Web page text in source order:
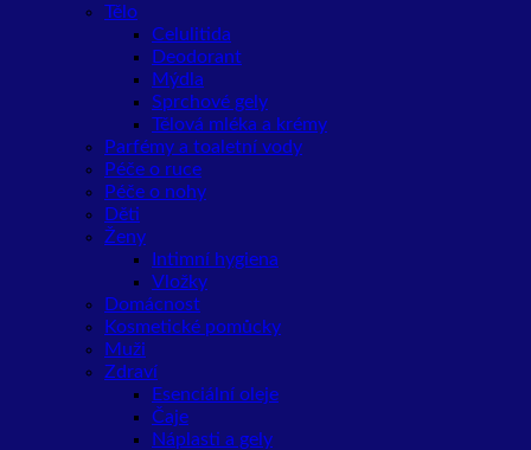
Tělo
Celulitida
Deodorant
Mýdla
Sprchové gely
Tělová mléka a krémy
Parfémy a toaletní vody
Péče o ruce
Péče o nohy
Děti
Ženy
Intimní hygiena
Vložky
Domácnost
Kosmetické pomůcky
Muži
Zdraví
Esenciální oleje
Čaje
Náplasti a gely